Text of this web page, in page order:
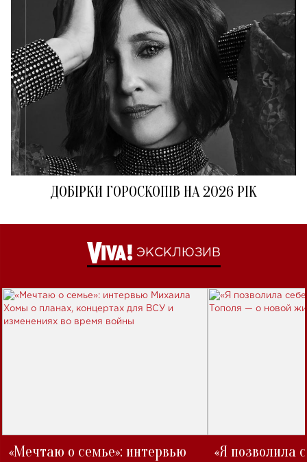
ДОБІРКИ ГОРОСКОПІВ НА 2026 РІК
ЭКСКЛЮЗИВ
«Мечтаю о семье»: интервью
«Я позволила